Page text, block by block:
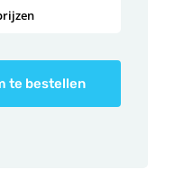
te bestellen